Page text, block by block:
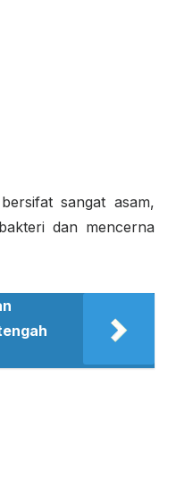
sangat asam,
dan mencerna